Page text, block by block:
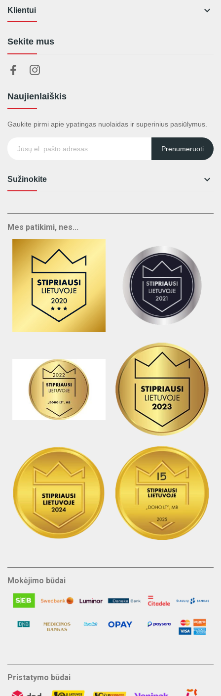
Klientui 
Sekite mus
Naujienlaiškis
Gaukite pirmi apie ypatingas nuolaidas ir superinius pasiūlymus.
Prenumeruoti
Sužinokite 
Mes patikimi, nes...
Mokėjimo būdai
Pristatymo būdai